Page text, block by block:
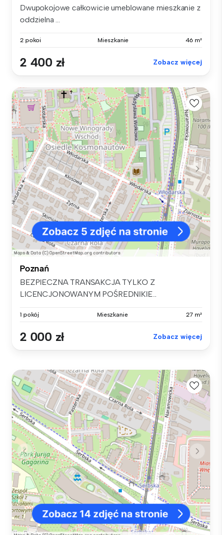
Dwupokojowe całkowicie umeblowane mieszkanie z
oddzielna ...
2 pokoi Mieszkanie 46 m²
2 400 zł Zobacz więcej
Poznań
BEZPIECZNA TRANSAKCJA TYLKO Z
LICENCJONOWANYM POŚREDNIKIE...
1 pokój Mieszkanie 27 m²
2 000 zł Zobacz więcej